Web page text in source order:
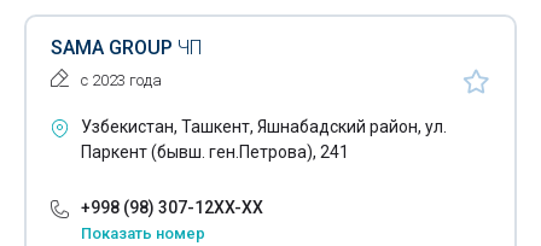
Игрушки
Изделия из верблюжьей шерсти
Изделия из искусственного камня
Изделия из латуни
Изделия из натуральной кожи
SAMA GROUP ЧП
с 2023 года
Узбекистан, Ташкент, Яшнабадский район, ул.
Паркент (бывш. ген.Петрова), 241
+998 (98) 307-12XX-XX
Показать номер